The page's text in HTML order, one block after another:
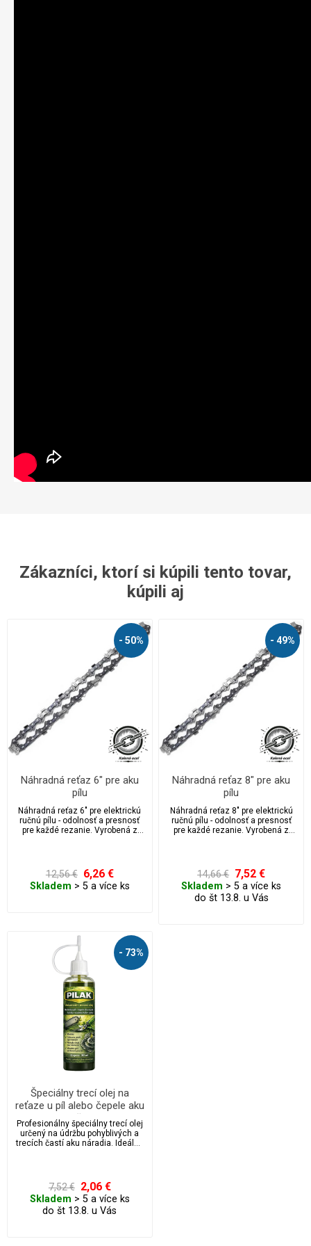
Zákazníci, ktorí si kúpili tento tovar,
kúpili aj
- 50%
Náhradná reťaz 6″ pre aku
pílu
Náhradná reťaz 6" pre elektrickú
ručnú pílu - odolnosť a presnosť
pre každé rezanie. Vyrobená z
odolnosť proti opotrebeniu a
maximálny rezný výkon.
12,56 € 6,26 €
Skladem > 5 a více ks
- 49%
Náhradná reťaz 8″ pre aku
pílu
Náhradná reťaz 8" pre elektrickú
ručnú pílu - odolnosť a presnosť
pre každé rezanie. Vyrobená z
odolnosť proti opotrebeniu a
maximálny rezný výkon.
14,66 € 7,52 €
Skladem > 5 a více ks
do št 13.8. u Vás
- 73%
Špeciálny trecí olej na
reťaze u píl alebo čepele aku
nožníc
Profesionálny špeciálny trecí olej
určený na údržbu pohyblivých a
trecích častí aku náradia. Ideálne
trenie, obmedzuje opotrebenie,
chráni proti korózii a predlžuje
životnosť nástroja.
7,52 € 2,06 €
Skladem > 5 a více ks
do št 13.8. u Vás